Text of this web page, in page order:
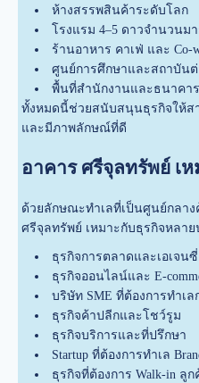
ห้างสรรพสินค้าระดับโลก
โรงแรม 4–5 ดาวจำนวนม
ร้านอาหาร คาเฟ่ และ Co-
ศูนย์การศึกษาและสถาบันต่
พื้นที่สำนักงานและธนาคาร
ทั้งหมดนี้ช่วยสนับสนุนธุรกิจให้ส
และมีภาพลักษณ์ที่ดี
อาคาร ศรีจุลทรัพย์ เ
ด้วยลักษณะทำเลที่เป็นศูนย์กลา
ศรีจุลทรัพย์ เหมาะกับธุรกิจหลาย
ธุรกิจการตลาดและเอเจนซี่
ธุรกิจออนไลน์และ E-
บริษัท SME ที่ต้องการทำเล
ธุรกิจค้าปลีกและโชว์รูม
ธุรกิจบริการและที่ปรึกษา
Startup ที่ต้องการทำเล
ธุรกิจที่ต้องการ Walk-in ลูก